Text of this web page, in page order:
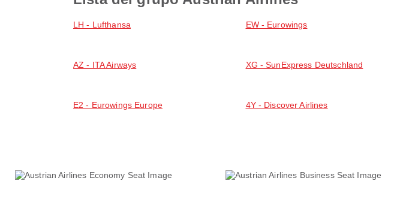
LH - Lufthansa EW - Eurowings
AZ - ITA Airways XG - SunExpress Deutschland
E2 - Eurowings Europe 4Y - Discover Airlines